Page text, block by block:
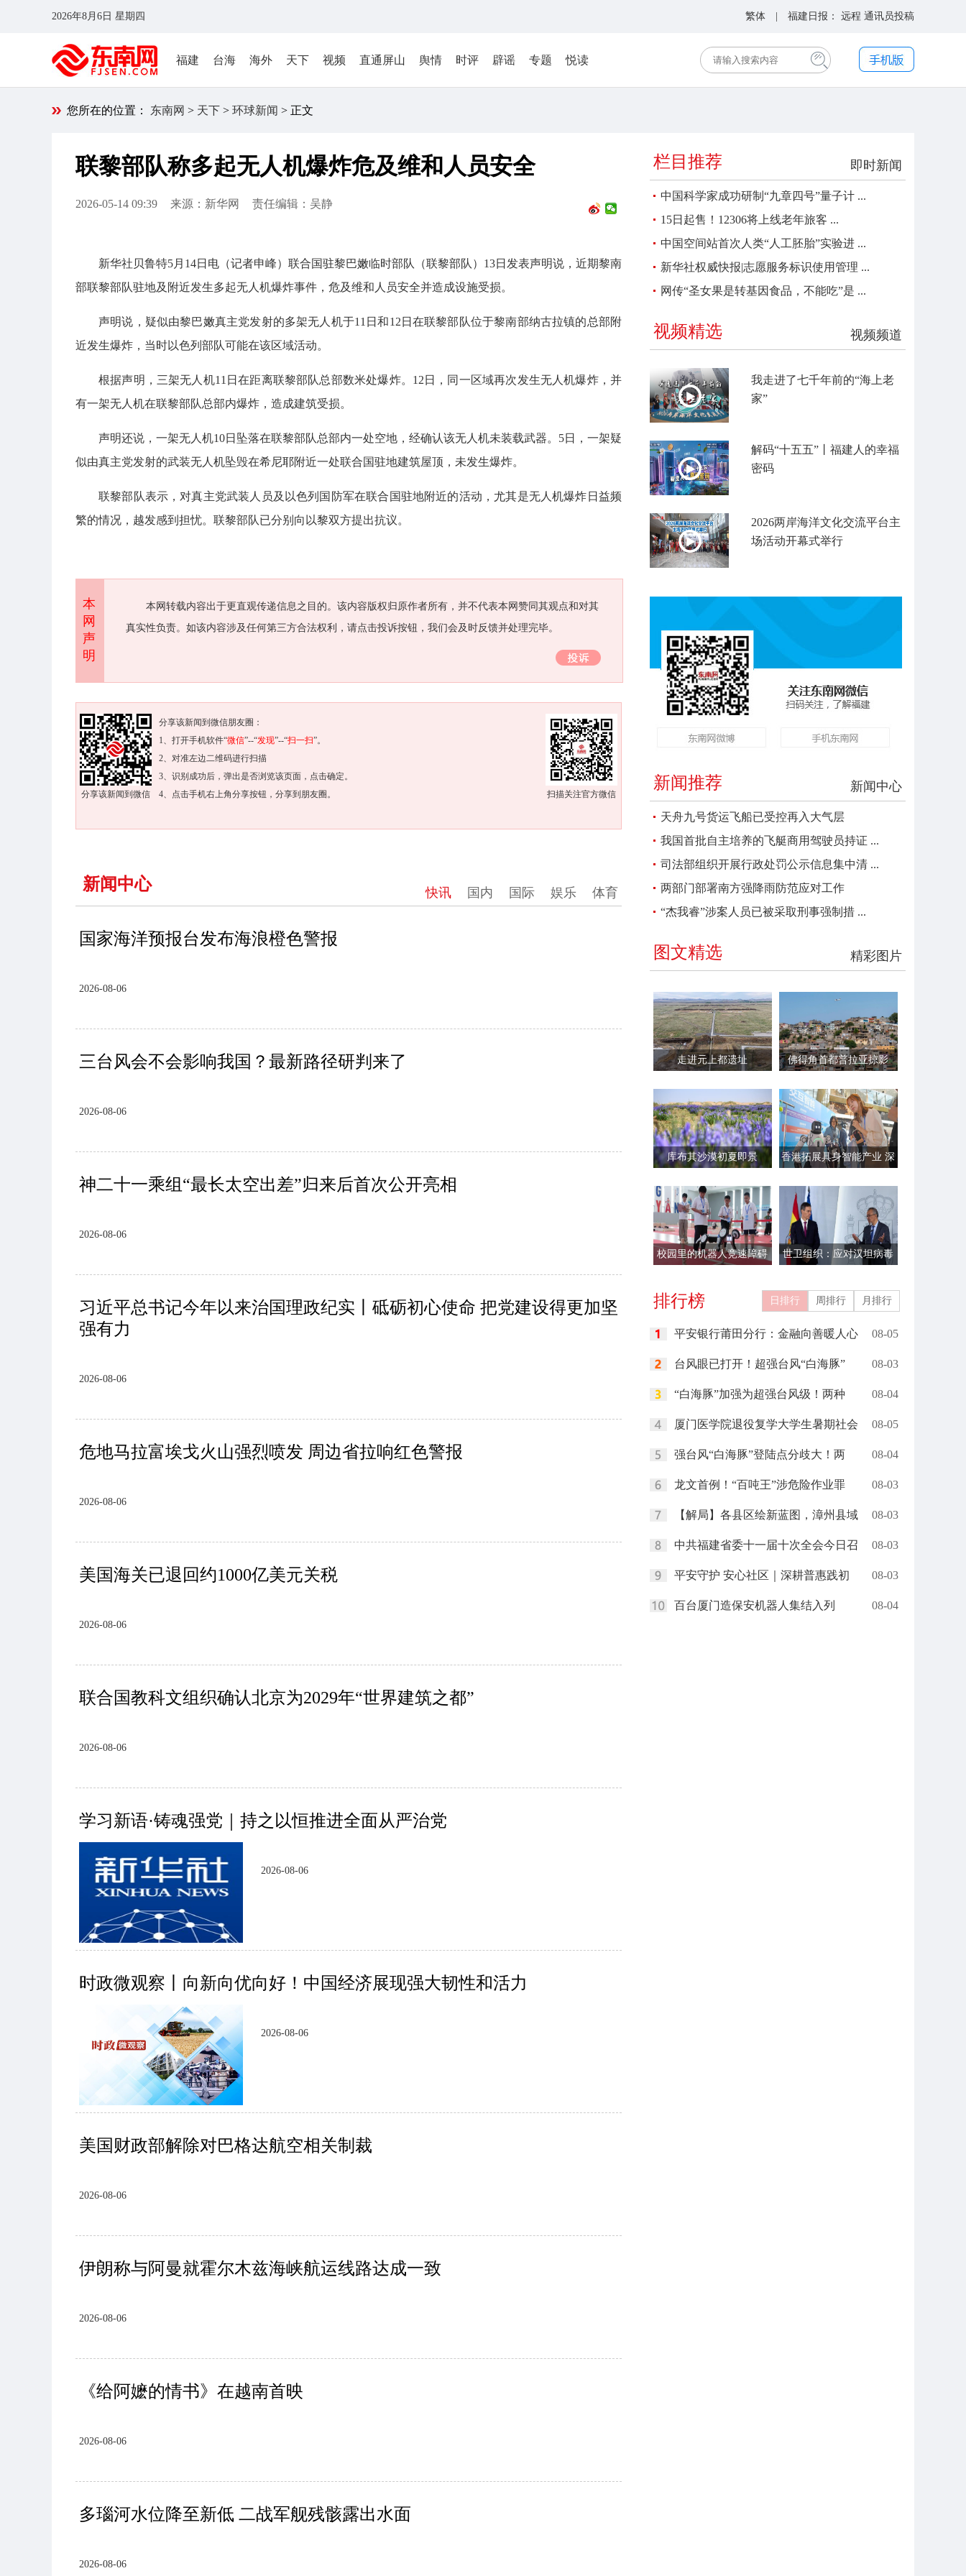
2026年8月6日 星期四 繁体 | 福建日报： 远程 通讯员投稿
福建 台海 海外 天下 视频 直通屏山 舆情 时评 辟谣 专题 悦读
您所在的位置： 东南网 > 天下 > 环球新闻 > 正文
联黎部队称多起无人机爆炸危及维和人员安全
2026-05-14 09:39 来源：新华网 责任编辑：吴静
新华社贝鲁特5月14日电（记者申峰）联合国驻黎巴嫩临时部队（联黎部队）13日发表声明说，近期黎南
部联黎部队驻地及附近发生多起无人机爆炸事件，危及维和人员安全并造成设施受损。
声明说，疑似由黎巴嫩真主党发射的多架无人机于11日和12日在联黎部队位于黎南部纳古拉镇的总部附
近发生爆炸，当时以色列部队可能在该区域活动。
根据声明，三架无人机11日在距离联黎部队总部数米处爆炸。12日，同一区域再次发生无人机爆炸，并
有一架无人机在联黎部队总部内爆炸，造成建筑受损。
声明还说，一架无人机10日坠落在联黎部队总部内一处空地，经确认该无人机未装载武器。5日，一架疑
似由真主党发射的武装无人机坠毁在希尼耶附近一处联合国驻地建筑屋顶，未发生爆炸。
联黎部队表示，对真主党武装人员及以色列国防军在联合国驻地附近的活动，尤其是无人机爆炸日益频
繁的情况，越发感到担忧。联黎部队已分别向以黎双方提出抗议。
本
网
声
明
本网转载内容出于更直观传递信息之目的。该内容版权归原作者所有，并不代表本网赞同其观点和对其
真实性负责。如该内容涉及任何第三方合法权利，请点击投诉按钮，我们会及时反馈并处理完毕。
扫描关注官方微信
分享该新闻到微信
分享该新闻到微信朋友圈：
1、打开手机软件“微信”--“发现”--“扫一扫”。
2、对准左边二维码进行扫描
3、识别成功后，弹出是否浏览该页面，点击确定。
4、点击手机右上角分享按钮，分享到朋友圈。
新闻中心 快讯 国内 国际 娱乐 体育
国家海洋预报台发布海浪橙色警报
2026-08-06
三台风会不会影响我国？最新路径研判来了
2026-08-06
神二十一乘组“最长太空出差”归来后首次公开亮相
2026-08-06
习近平总书记今年以来治国理政纪实丨砥砺初心使命 把党建设得更加坚
强有力
2026-08-06
危地马拉富埃戈火山强烈喷发 周边省拉响红色警报
2026-08-06
美国海关已退回约1000亿美元关税
2026-08-06
联合国教科文组织确认北京为2029年“世界建筑之都”
2026-08-06
学习新语·铸魂强党｜持之以恒推进全面从严治党
2026-08-06
时政微观察丨向新向优向好！中国经济展现强大韧性和活力
2026-08-06
美国财政部解除对巴格达航空相关制裁
2026-08-06
伊朗称与阿曼就霍尔木兹海峡航运线路达成一致
2026-08-06
《给阿嬷的情书》在越南首映
2026-08-06
多瑙河水位降至新低 二战军舰残骸露出水面
2026-08-06
即时新闻
栏目推荐
中国科学家成功研制“九章四号”量子计 ...
15日起售！12306将上线老年旅客 ...
中国空间站首次人类“人工胚胎”实验进 ...
新华社权威快报|志愿服务标识使用管理 ...
网传“圣女果是转基因食品，不能吃”是 ...
视频频道
视频精选
我走进了七千年前的“海上老
家”
解码“十五五”丨福建人的幸福
密码
2026两岸海洋文化交流平台主
场活动开幕式举行
新闻中心
新闻推荐
天舟九号货运飞船已受控再入大气层
我国首批自主培养的飞艇商用驾驶员持证 ...
司法部组织开展行政处罚公示信息集中清 ...
两部门部署南方强降雨防范应对工作
“杰我睿”涉案人员已被采取刑事强制措 ...
精彩图片
图文精选
走进元上都遗址 佛得角首都普拉亚掠影
库布其沙漠初夏即景
香港拓展具身智能产业 深
校园里的机器人竞速障碍
世卫组织：应对汉坦病毒
排行榜 日排行 周排行 月排行
平安银行莆田分行：金融向善暖人心 08-05
台风眼已打开！超强台风“白海豚” 08-03
“白海豚”加强为超强台风级！两种 08-04
厦门医学院退役复学大学生暑期社会 08-05
强台风“白海豚”登陆点分歧大！两 08-04
龙文首例！“百吨王”涉危险作业罪 08-03
【解局】各县区绘新蓝图，漳州县域 08-03
中共福建省委十一届十次全会今日召 08-03
平安守护 安心社区｜深耕普惠践初 08-03
百台厦门造保安机器人集结入列 08-04